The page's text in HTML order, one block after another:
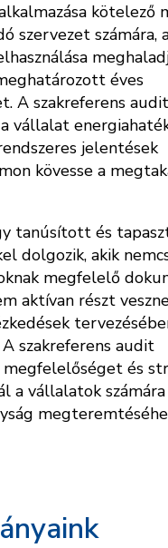
kötelező
szervezet számára,
éves
A szakreferens
vállalat
jelentések
kövesse a
tanúsított és
dolgozik, akik
megfelelő
aktívan részt
szakreferens audit
és
a vállalatok számára